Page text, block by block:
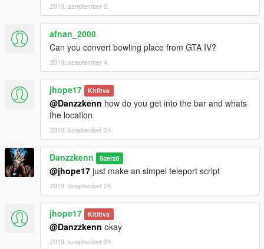
2019. szeptember 2.
afnan_2000
Can you convert bowling place from GTA IV?
2019. szeptember 4.
jhope17 Kitíltva
@Danzzkenn how do you get into the bar and whats
the location
2019. szeptember 24.
Danzzkenn Szerző
@jhope17 just make an simpel teleport script
2019. szeptember 24.
jhope17 Kitíltva
@Danzzkenn okay
2019. szeptember 24.